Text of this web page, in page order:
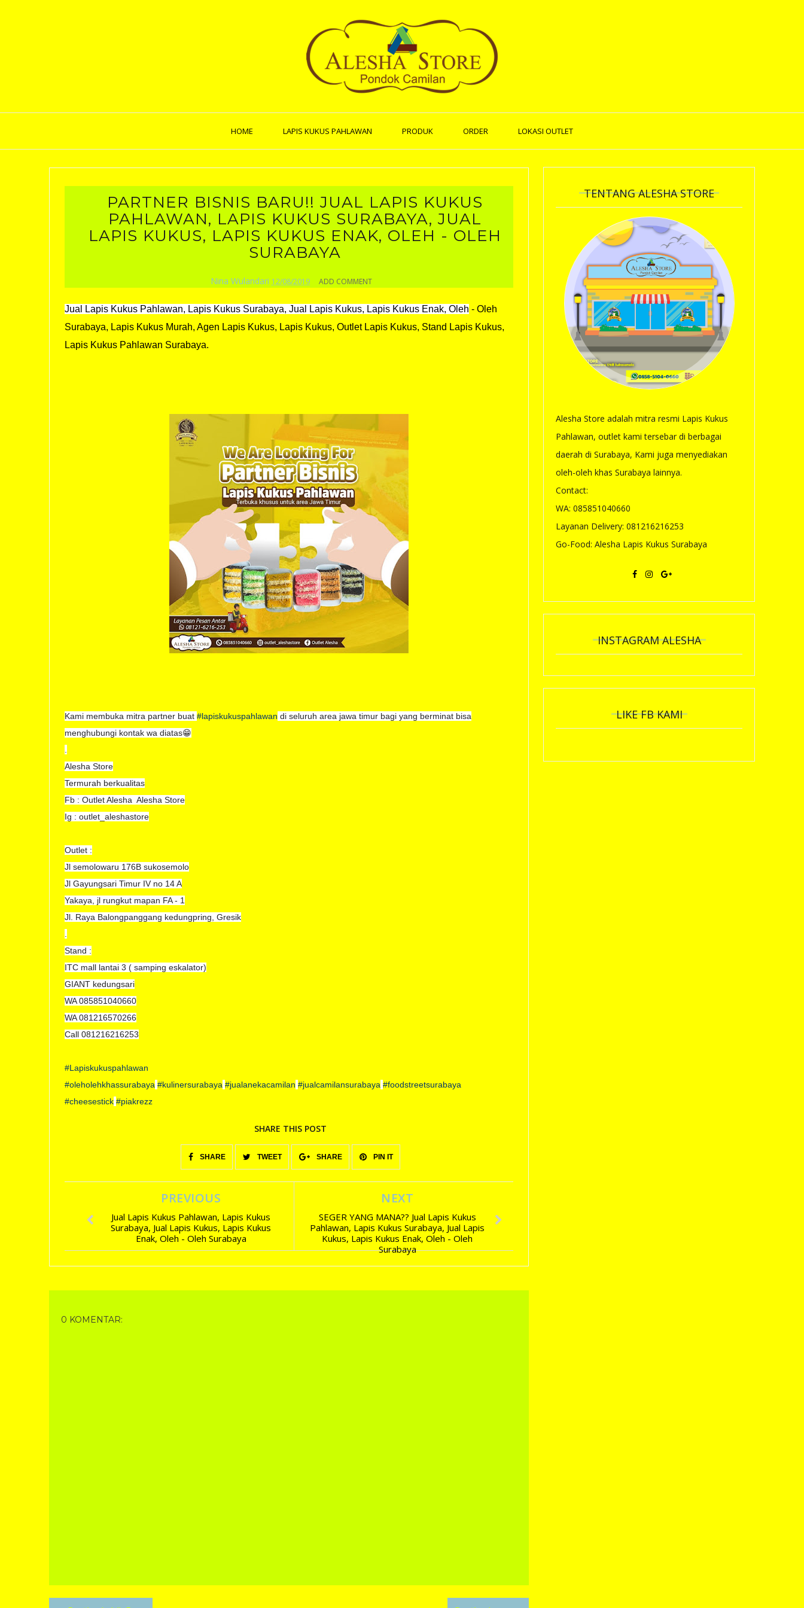
HOME LAPIS KUKUS PAHLAWAN PRODUK ORDER LOKASI OUTLET
PARTNER BISNIS BARU!! JUAL LAPIS KUKUS
PAHLAWAN, LAPIS KUKUS SURABAYA, JUAL
LAPIS KUKUS, LAPIS KUKUS ENAK, OLEH - OLEH
SURABAYA
Nina Wulandari 12/08/2019 ADD COMMENT
Jual Lapis Kukus Pahlawan, Lapis Kukus Surabaya, Jual Lapis Kukus, Lapis Kukus Enak, Oleh - Oleh
Surabaya, Lapis Kukus Murah, Agen Lapis Kukus, Lapis Kukus, Outlet Lapis Kukus, Stand Lapis Kukus,
Lapis Kukus Pahlawan Surabaya.
Kami membuka mitra partner buat #lapiskukuspahlawan di seluruh area jawa timur bagi yang berminat bisa
menghubungi kontak wa diatas😁
.
Alesha Store
Termurah berkualitas
Fb : Outlet Alesha Alesha Store
Ig : outlet_aleshastore
Outlet :
Jl semolowaru 176B sukosemolo
Jl Gayungsari Timur IV no 14 A
Yakaya, jl rungkut mapan FA - 1
Jl. Raya Balongpanggang kedungpring, Gresik
.
Stand :
ITC mall lantai 3 ( samping eskalator)
GIANT kedungsari
WA 085851040660
WA 081216570266
Call 081216216253
#Lapiskukuspahlawan
#oleholehkhassurabaya #kulinersurabaya #jualanekacamilan #jualcamilansurabaya #foodstreetsurabaya
#cheesestick #piakrezz
SHARE THIS POST
SHARE TWEET SHARE PIN IT
NEXT
SEGER YANG MANA?? Jual Lapis Kukus
Pahlawan, Lapis Kukus Surabaya, Jual Lapis
Kukus, Lapis Kukus Enak, Oleh - Oleh
Surabaya
PREVIOUS
Jual Lapis Kukus Pahlawan, Lapis Kukus
Surabaya, Jual Lapis Kukus, Lapis Kukus
Enak, Oleh - Oleh Surabaya
0 KOMENTAR:
TENTANG ALESHA STORE
Alesha Store adalah mitra resmi Lapis Kukus
Pahlawan, outlet kami tersebar di berbagai
daerah di Surabaya, Kami juga menyediakan
oleh-oleh khas Surabaya lainnya.
Contact:
WA: 085851040660
Layanan Delivery: 081216216253
Go-Food: Alesha Lapis Kukus Surabaya
INSTAGRAM ALESHA
LIKE FB KAMI